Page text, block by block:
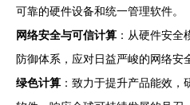
可靠的硬件设备和统一管理软件。
网络安全与可信计算 ：从硬件安
防御体系，应对日益严峻的网络安
绿色计算 ：致力于提升产品能效